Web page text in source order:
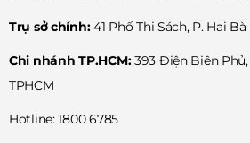
Trụ sở chính:41 Phố Thi Sách, P. Hai
Chi nhánh TP.HCM:393 Điện Biên
TPHCM
Hotline: 1800 6785